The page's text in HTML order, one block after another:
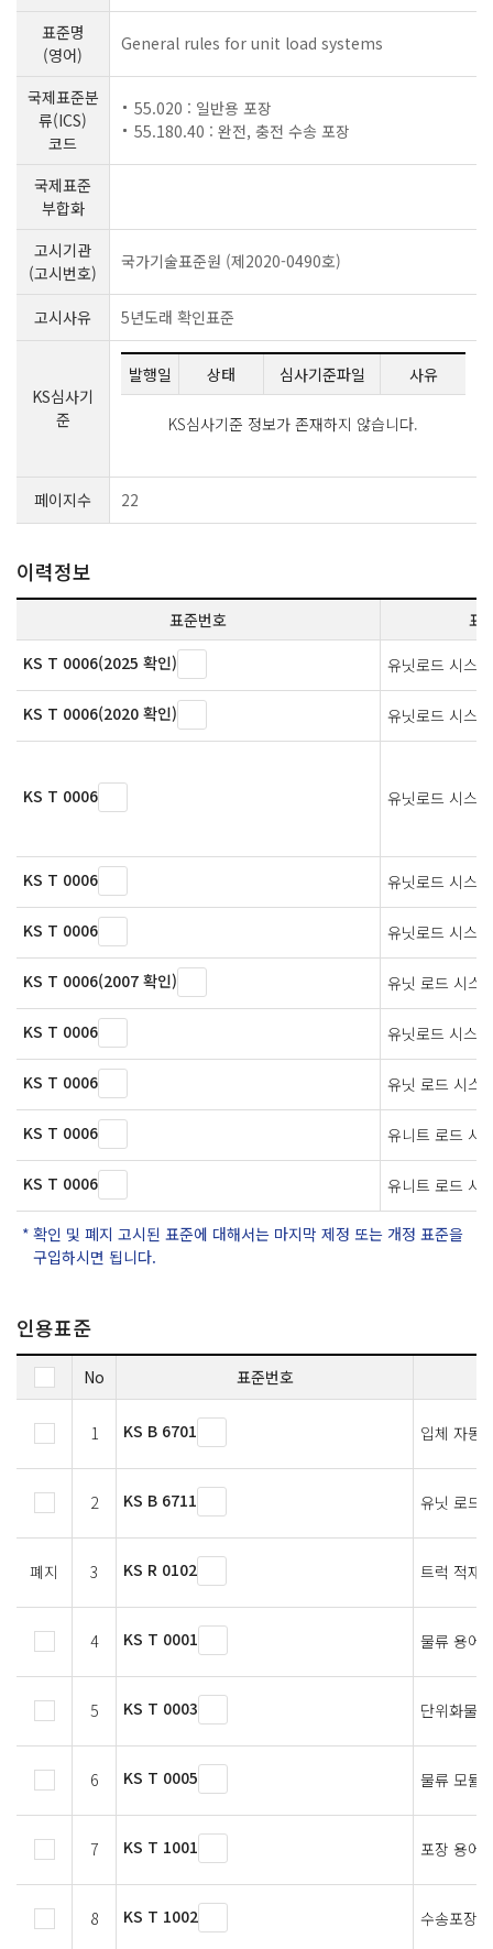
표준명
(영어)
General rules for unit load systems
국제표준분
류(ICS)
코드
55.020 : 일반용 포장
55.180.40 : 완전, 충전 수송 포장
국제표준
부합화
고시기관
(고시번호)
국가기술표준원 (제2020-0490호)
고시사유 5년도래 확인표준
KS심사기
준
발행일 상태 심사기준파일 사유
KS심사기준 정보가 존재하지 않습니다.
페이지수 22
이력정보
표준번호
표
KS T 0006(2025 확인)
유닛로드 시스
KS T 0006(2020 확인) 유닛로드 시스
KS T 0006 유닛로드 시스
KS T 0006 유닛로드 시스
KS T 0006 유닛로드 시스
KS T 0006(2007 확인) 유닛 로드 시스
KS T 0006 유닛로드 시스
KS T 0006 유닛 로드 시스
KS T 0006 유니트 로드 시
KS T 0006 유니트 로드 시
확인 및 폐지 고시된 표준에 대해서는 마지막 제정 또는 개정 표준을
구입하시면 됩니다.
인용표준
No 표준번호
1 KS B 6701 입체 자동
2 KS B 6711 유닛 로드
폐지 3 KS R 0102 트럭 적재
4 KS T 0001 물류 용어
5 KS T 0003 단위화물
6 KS T 0005 물류 모듈
7 KS T 1001 포장 용어
8 KS T 1002 수송포장